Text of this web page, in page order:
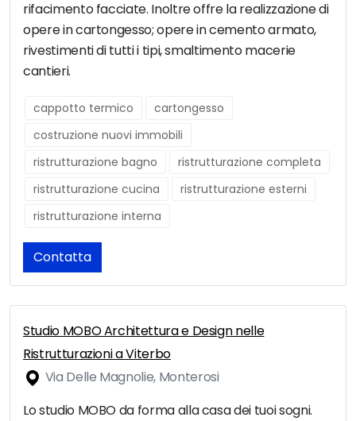
rifacimento facciate. Inoltre offre la realizzazione di
opere in cartongesso; opere in cemento armato,
rivestimenti di tutti i tipi, smaltimento macerie
cantieri.
cappotto termico
cartongesso
costruzione nuovi immobili
ristrutturazione bagno
ristrutturazione completa
ristrutturazione cucina
ristrutturazione esterni
ristrutturazione interna
Contatta
Studio MOBO Architettura e Design nelle
Ristrutturazioni a Viterbo
Via Delle Magnolie, Monterosi
Lo studio MOBO da forma alla casa dei tuoi sogni.